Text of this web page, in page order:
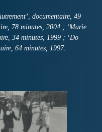
documentaire, 49
78 minutes, 2004 ; ‘Marie
34 minutes, 1999 ; ‘Do
64 minutes, 1997.